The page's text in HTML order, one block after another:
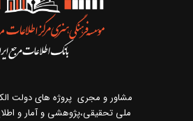
مشاور و مجری پروژه های دولت
ملی تحقیقی،پژوهشی و آمار و